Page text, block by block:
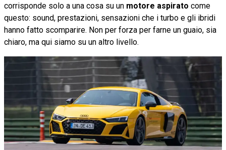
corrisponde solo a una cosa su un motore aspirato come
questo: sound, prestazioni, sensazioni che i turbo e gli ibridi
hanno fatto scomparire. Non per forza per farne un guaio, sia
chiaro, ma qui siamo su un altro livello.